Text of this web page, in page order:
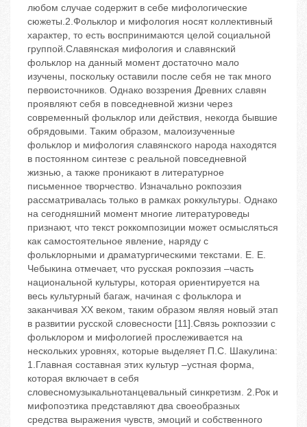
любом случае содержит в себе мифологические
сюжеты.2.Фольклор и мифология носят коллективный
характер, то есть воспринимаются целой социальной
группой.Славянская мифология и славянский
фольклор на данный момент достаточно мало
изучены, поскольку оставили после себя не так много
первоисточников. Однако воззрения Древних славян
проявляют себя в повседневной жизни через
современный фольклор или действия, некогда бывшие
обрядовыми. Таким образом, малоизученные
фольклор и мифология славянского народа находятся
в постоянном синтезе с реальной повседневной
жизнью, а также проникают в литературное
письменное творчество. Изначально рокпоэзия
рассматривалась только в рамках роккультуры. Однако
на сегодняшний момент многие литературоведы
признают, что текст роккомпозиции может осмысляться
как самостоятельное явление, наряду с
фольклорными и драматургическими текстами. Е. Е.
Чебыкина отмечает, что русская рокпоэзия –часть
национальной культуры, которая ориентируется на
весь культурный багаж, начиная с фольклора и
заканчивая ХХ веком, таким образом являя новый этап
в развитии русской словесности [11].Связь рокпоэзии с
фольклором и мифологией прослеживается на
нескольких уровнях, которые выделяет П.С. Шакулина:
1.Главная составная этих культур –устная форма,
которая включает в себя
словесномузыкальнотанцевальный синкретизм. 2.Рок и
мифопоэтика представляют два своеобразных
средства выражения чувств, эмоций и собственного